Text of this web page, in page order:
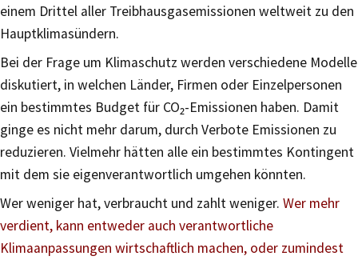
einem Drittel aller Treibhausgasemissionen weltweit zu den
Hauptklimasündern.
Bei der Frage um Klimaschutz werden verschiedene Modelle
diskutiert, in welchen Länder, Firmen oder Einzelpersonen
ein bestimmtes Budget für CO₂-Emissionen haben. Damit
ginge es nicht mehr darum, durch Verbote Emissionen zu
reduzieren. Vielmehr hätten alle ein bestimmtes Kontingent
mit dem sie eigenverantwortlich umgehen könnten.
Wer weniger hat, verbraucht und zahlt weniger. Wer mehr
verdient, kann entweder auch verantwortliche
Klimaanpassungen wirtschaftlich machen, oder zumindest